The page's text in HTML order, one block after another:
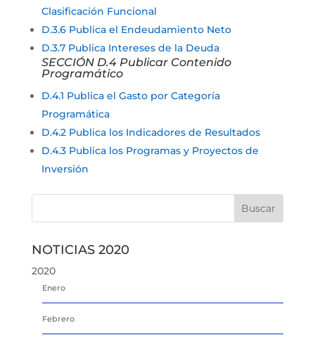
Clasificación Funcional
D.3.6 Publica el Endeudamiento Neto
D.3.7 Publica Intereses de la Deuda
SECCIÓN D.4 Publicar Contenido
Programático
D.4.1 Publica el Gasto por Categoría
Programática
D.4.2 Publica los Indicadores de Resultados
D.4.3 Publica los Programas y Proyectos de
Inversión
NOTICIAS 2020
2020
Enero
Febrero